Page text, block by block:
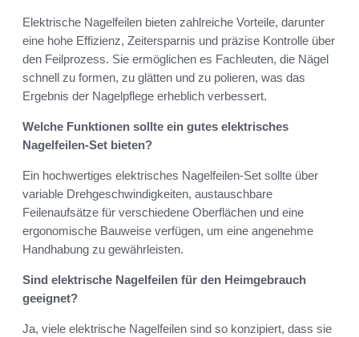
Elektrische Nagelfeilen bieten zahlreiche Vorteile, darunter
eine hohe Effizienz, Zeitersparnis und präzise Kontrolle über
den Feilprozess. Sie ermöglichen es Fachleuten, die Nägel
schnell zu formen, zu glätten und zu polieren, was das
Ergebnis der Nagelpflege erheblich verbessert.
Welche Funktionen sollte ein gutes elektrisches
Nagelfeilen-Set bieten?
Ein hochwertiges elektrisches Nagelfeilen-Set sollte über
variable Drehgeschwindigkeiten, austauschbare
Feilenaufsätze für verschiedene Oberflächen und eine
ergonomische Bauweise verfügen, um eine angenehme
Handhabung zu gewährleisten.
Sind elektrische Nagelfeilen für den Heimgebrauch
geeignet?
Ja, viele elektrische Nagelfeilen sind so konzipiert, dass sie